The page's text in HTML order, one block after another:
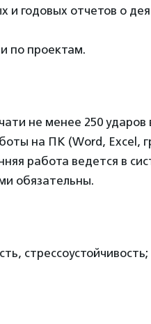
и годовых отчетов о
по проектам.
не менее 250 ударов
на ПК (Word, Excel,
работа ведется в
обязательны.
стрессоустойчивость;